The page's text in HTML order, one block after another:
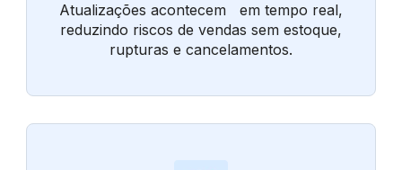
Atualizações acontecem em tempo real,
reduzindo riscos de vendas sem estoque,
rupturas e cancelamentos.